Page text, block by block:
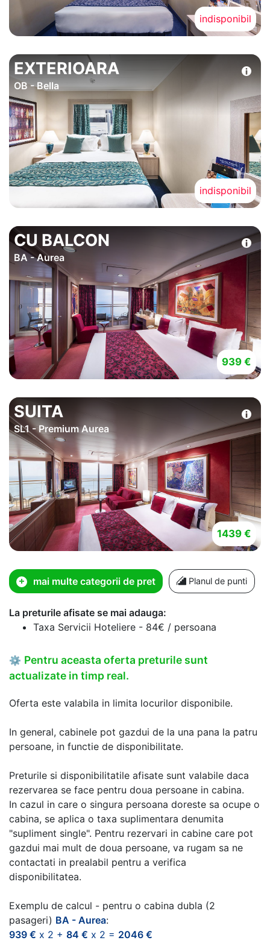
indisponibil
EXTERIOARA
OB - Bella
indisponibil
CU BALCON
BA - Aurea
939 €
SUITA
SL1 - Premium Aurea
1439 €
mai multe categorii de pret Planul de punti
La preturile afisate se mai adauga:
Taxa Servicii Hoteliere - 84€ / persoana
⚙ Pentru aceasta oferta preturile sunt
actualizate in timp real.
Oferta este valabila in limita locurilor disponibile.
In general, cabinele pot gazdui de la una pana la patru
persoane, in functie de disponibilitate.
Preturile si disponibilitatile afisate sunt valabile daca
rezervarea se face pentru doua persoane in cabina.
In cazul in care o singura persoana doreste sa ocupe o
cabina, se aplica o taxa suplimentara denumita
"supliment single". Pentru rezervari in cabine care pot
gazdui mai mult de doua persoane, va rugam sa ne
contactati in prealabil pentru a verifica
disponibilitatea.
Exemplu de calcul - pentru o cabina dubla (2
pasageri) BA - Aurea:
939 € x 2 + 84 € x 2 = 2046 €